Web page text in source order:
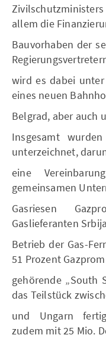
allem die
Bauvorhaben der
wird es dabei
eines neuen
Belgrad, aber auch
Insgesamt
unterzeichnet,
eine
gemeinsamen
Gasriesen
Gaslieferanten
Betrieb der Gas-
51 Prozent Gazprom
gehörende „South
das Teilstück
und Ungarn
zudem mit 25 Mio.